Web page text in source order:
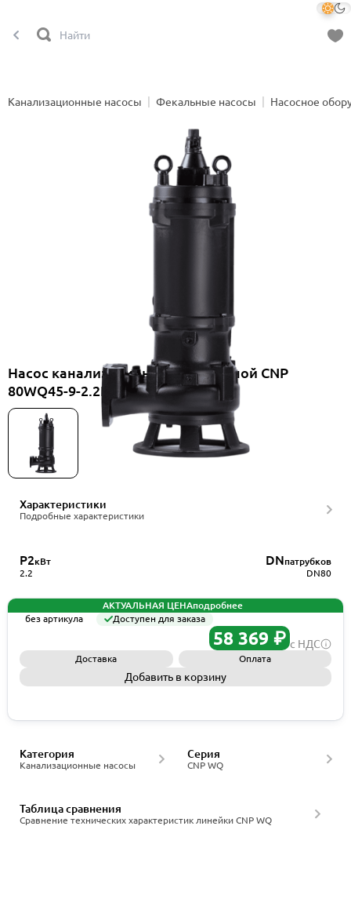
Канализационные насосы Фекальные насосы Насосное
Насос канализационный погружной CNP
80WQ45-9-2.2ES(I)+HS80WQ
Характеристики
Подробные характеристики
P2кВт
2.2
DNпатрубков
DN80
АКТУАЛЬНАЯ ЦЕНАподробнее
без артикула
Доступен для заказа
58 369 ₽ с НДС
Доставка Оплата
Добавить в корзину
Канализационные насосы
Категория
CNP WQ
Серия
Сравнение технических характеристик линейки CNP WQ
Таблица сравнения